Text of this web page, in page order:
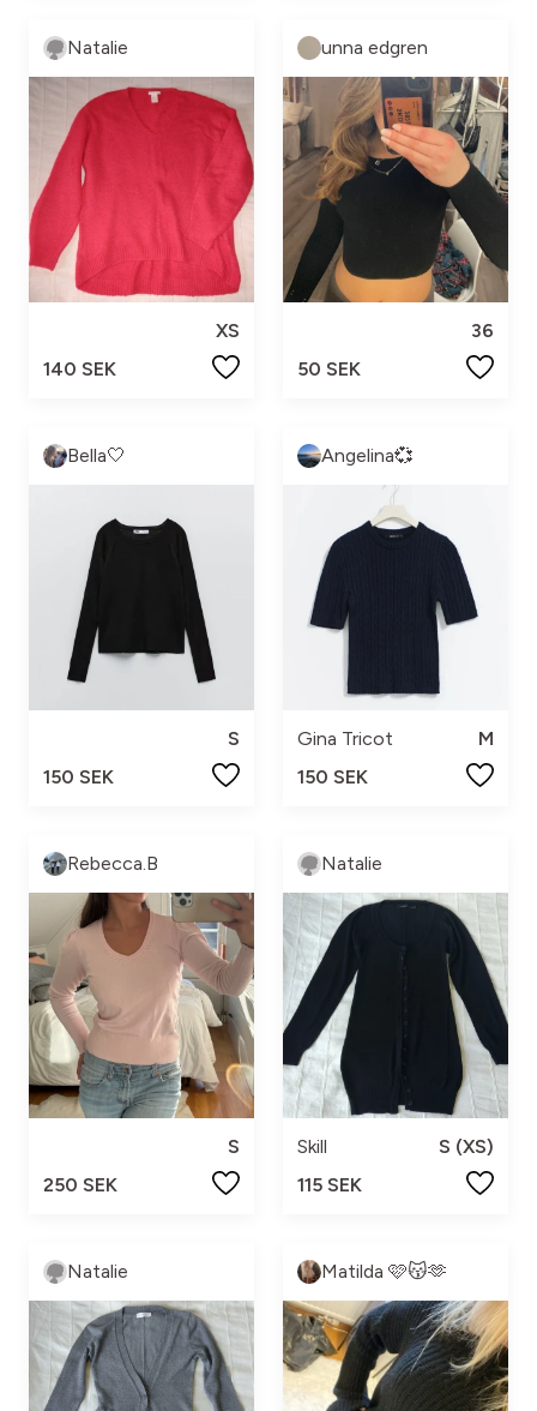
Natalie
XS
140 SEK
unna edgren
36
50 SEK
Bella🤍
S
150 SEK
Angelina💞
Gina Tricot
M
150 SEK
Rebecca.B
S
250 SEK
Natalie
Skill
S (XS)
115 SEK
Natalie Matilda 🩷😽🫶